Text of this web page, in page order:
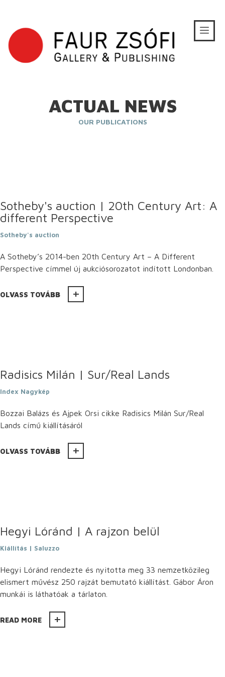
ACTUAL NEWS
OUR PUBLICATIONS
Sotheby's auction | 20th Century Art: A
different Perspective
Sotheby's auction
A Sotheby’s 2014-ben 20th Century Art – A Different
Perspective címmel új aukciósorozatot indított Londonban.
OLVASS TOVÁBB
Radisics Milán | Sur/Real Lands
Index Nagykép
Bozzai Balázs és Ajpek Orsi cikke Radisics Milán Sur/Real
Lands című kiállításáról
OLVASS TOVÁBB
Hegyi Lóránd | A rajzon belül
Kiállítás | Saluzzo
Hegyi Lóránd rendezte és nyitotta meg 33 nemzetközileg
elismert művész 250 rajzát bemutató kiállítást. Gábor Áron
munkái is láthatóak a tárlaton.
READ MORE